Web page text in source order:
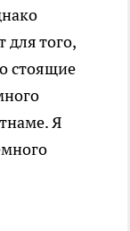
для того,
стоящие
Я